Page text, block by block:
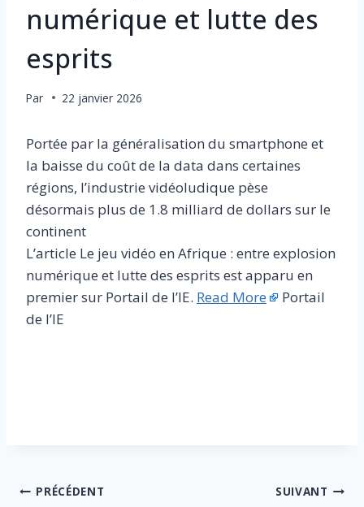
numérique et lutte des
esprits
Par 22 janvier 2026
Portée par la généralisation du smartphone et
la baisse du coût de la data dans certaines
régions, l’industrie vidéoludique pèse
désormais plus de 1.8 milliard de dollars sur le
continent
L’article Le jeu vidéo en Afrique : entre explosion
numérique et lutte des esprits est apparu en
premier sur Portail de l’IE. Read More
Portail
de l’IE
Navigation
PRÉCÉDENT SUIVANT